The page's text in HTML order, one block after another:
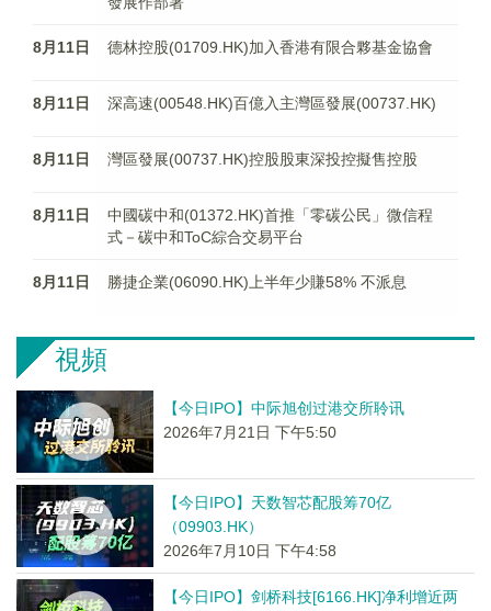
8月11日 德林控股(01709.HK)加入香港有限合夥基金協會
8月11日 深高速(00548.HK)百億入主灣區發展(00737.HK)
8月11日 灣區發展(00737.HK)控股股東深投控擬售控股
8月11日
中國碳中和(01372.HK)首推「零碳公民」微信程
式－碳中和ToC綜合交易平台
8月11日 勝捷企業(06090.HK)上半年少賺58% 不派息
視頻
【今日IPO】中际旭创过港交所聆讯
2026年7月21日 下午5:50
【今日IPO】天数智芯配股筹70亿
（09903.HK）
2026年7月10日 下午4:58
【今日IPO】剑桥科技[6166.HK]净利增近两